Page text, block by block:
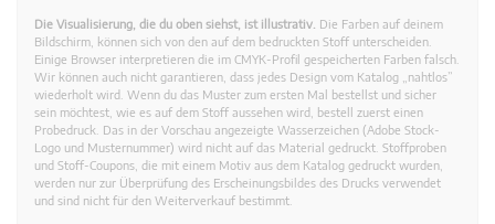
Die Visualisierung, die du oben siehst, ist illustrativ. Die Farben auf deinem
Bildschirm, können sich von den auf dem bedruckten Stoff unterscheiden.
Einige Browser interpretieren die im CMYK-Profil gespeicherten Farben falsch.
Wir können auch nicht garantieren, dass jedes Design vom Katalog „nahtlos”
wiederholt wird. Wenn du das Muster zum ersten Mal bestellst und sicher
sein möchtest, wie es auf dem Stoff aussehen wird, bestell zuerst einen
Probedruck. Das in der Vorschau angezeigte Wasserzeichen (Adobe Stock-
Logo und Musternummer) wird nicht auf das Material gedruckt. Stoffproben
und Stoff-Coupons, die mit einem Motiv aus dem Katalog gedruckt wurden,
werden nur zur Überprüfung des Erscheinungsbildes des Drucks verwendet
und sind nicht für den Weiterverkauf bestimmt.